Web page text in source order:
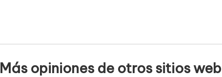
Más opiniones de otros sitios web